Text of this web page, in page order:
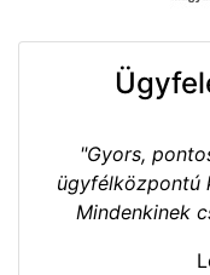
"Gyors,
ügyfélközpontú
Mindenkinek